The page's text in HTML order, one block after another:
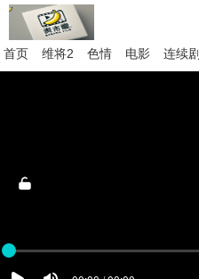
首页 维将2 色情 电影 连续剧